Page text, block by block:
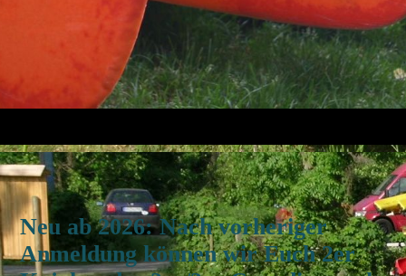
Neu ab 2026: Nach vorheriger
Anmeldung können wir Euch 2er